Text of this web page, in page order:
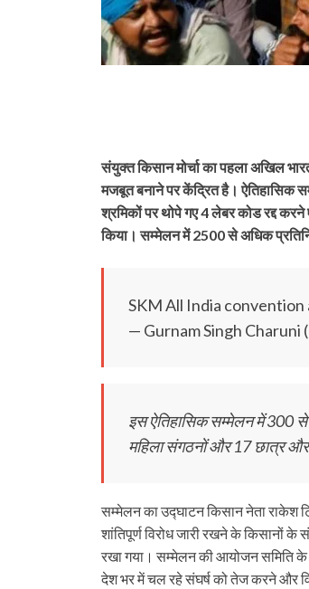
संयुक्त किसान मोर्चा का पहला अखिल
मजबूत बनाने पर केंद्रित है। ऐतिहासिक
श्रमिकों पर थोपे गए 4 लेबर कोड रद्द
किया। सम्मेलन में 2500 से अधिक
SKM All India convention
— Gurnam Singh Charuni
इस ऐतिहासिक सम्मेलन में 300
महिला संगठनों और 17 छात्र और
सम्मेलन का उद्घाटन किसान नेता राकेश
शांतिपूर्ण विरोध जारी रखने के किसानों
रखा गया। सम्मेलन की आयोजन समिति के
देश भर में चल रहे संघर्ष को तेज करने और